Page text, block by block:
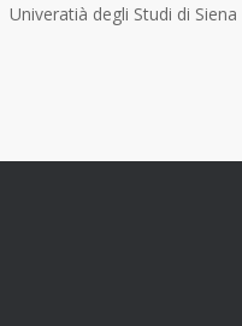
Univeratià degli Studi di Siena